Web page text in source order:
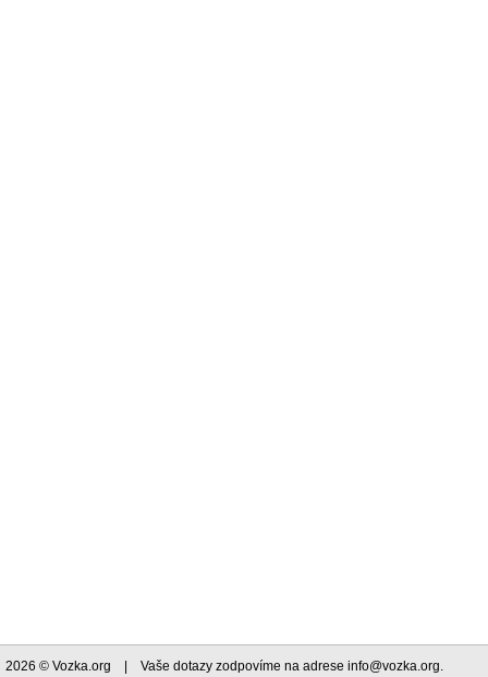
2026 © Vozka.org | Vaše dotazy zodpovíme na adrese info@vozka.org.